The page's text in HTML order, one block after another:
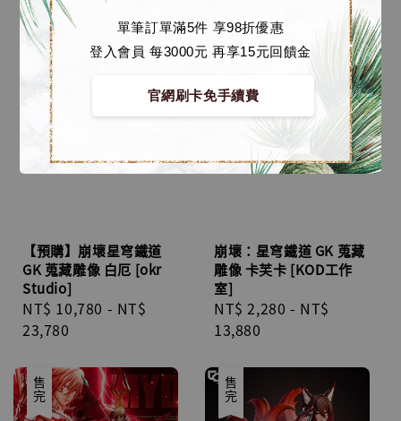
單筆訂單滿5件 享98折優惠
登入會員 每3000元 再享15元回饋金
官網刷卡免手續費
【預購】崩壞星穹鐵道
GK 蒐藏雕像 白厄 [okr
Studio]
Regular
price
NT$ 10,780 - NT$
23,780
崩壞：星穹鐵道 GK 蒐藏
雕像 卡芙卡 [KOD工作
室]
Regular
price
NT$ 2,280 - NT$
13,880
售完 售完